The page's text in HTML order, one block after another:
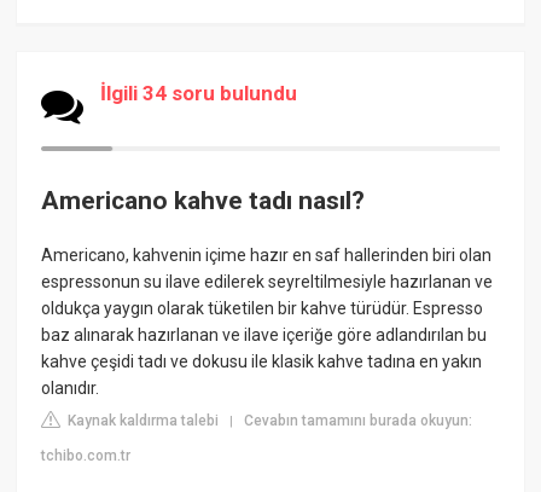
İlgili 34 soru bulundu
Americano kahve tadı nasıl?
Americano, kahvenin içime hazır en saf hallerinden biri olan
espressonun su ilave edilerek seyreltilmesiyle hazırlanan ve
oldukça yaygın olarak tüketilen bir kahve türüdür. Espresso
baz alınarak hazırlanan ve ilave içeriğe göre adlandırılan bu
kahve çeşidi tadı ve dokusu ile klasik kahve tadına en yakın
olanıdır.
Kaynak kaldırma talebi |Cevabın tamamını burada okuyun:
tchibo.com.tr